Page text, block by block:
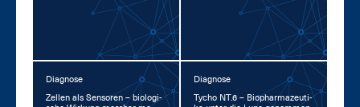
Diagnose
Zel­len als Sen­so­ren – bio­lo­gi­
Diagnose
Ty­cho NT.6 – Bio­phar­ma­zeu­ti­